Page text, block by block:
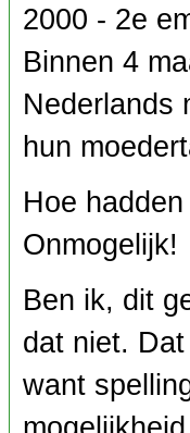
2000 - 2e
Binnen 4
Nederlands
hun
Hoe
Onmogelijk!
Ben ik, dit
dat niet.
want